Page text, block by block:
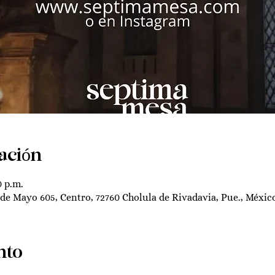
p.m.
Mayo 605, Centro, 72760 Cholula de Rivadavia, Pue.,